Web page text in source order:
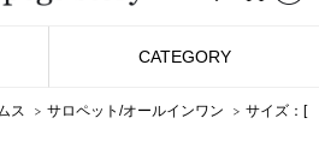
CATEGORY
ス サロペット/オールインワン
サイズ：[